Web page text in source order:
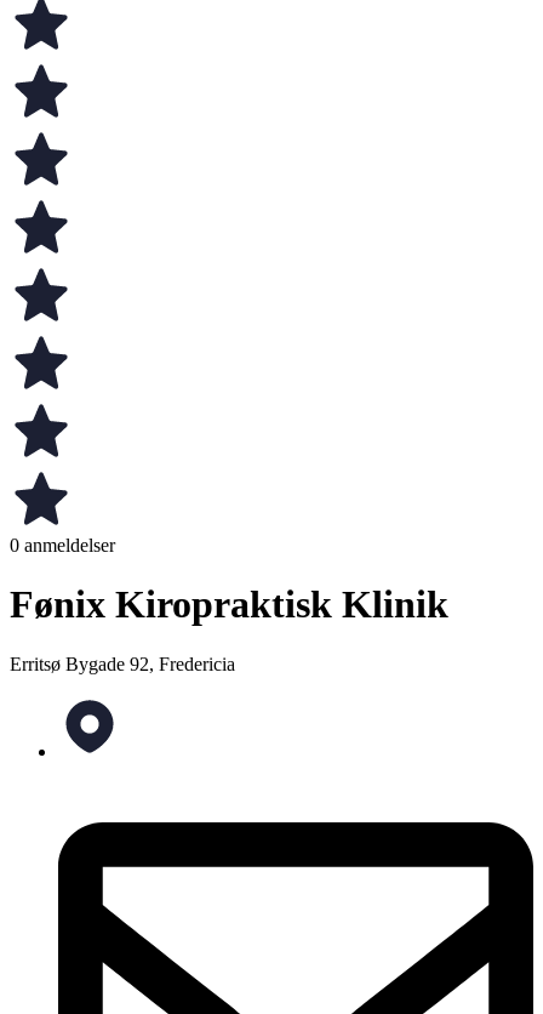
0 anmeldelser
Fønix Kiropraktisk Klinik
Erritsø Bygade 92, Fredericia